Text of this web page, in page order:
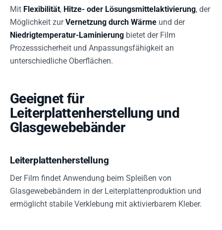
Mit Flexibilität, Hitze- oder Lösungsmittelaktivierung, der
Möglichkeit zurVernetzung durch Wärme und der
Niedrigtemperatur-Laminierung bietet der Film
Prozesssicherheit und Anpassungsfähigkeit an
unterschiedliche Oberflächen.
Geeignet für
Leiterplattenherstellung und
Glasgewebebänder
Leiterplattenherstellung
Der Film findet Anwendung beim Spleißen von
Glasgewebebändern in der Leiterplattenproduktion und
ermöglicht stabile Verklebung mit aktivierbarem Kleber.